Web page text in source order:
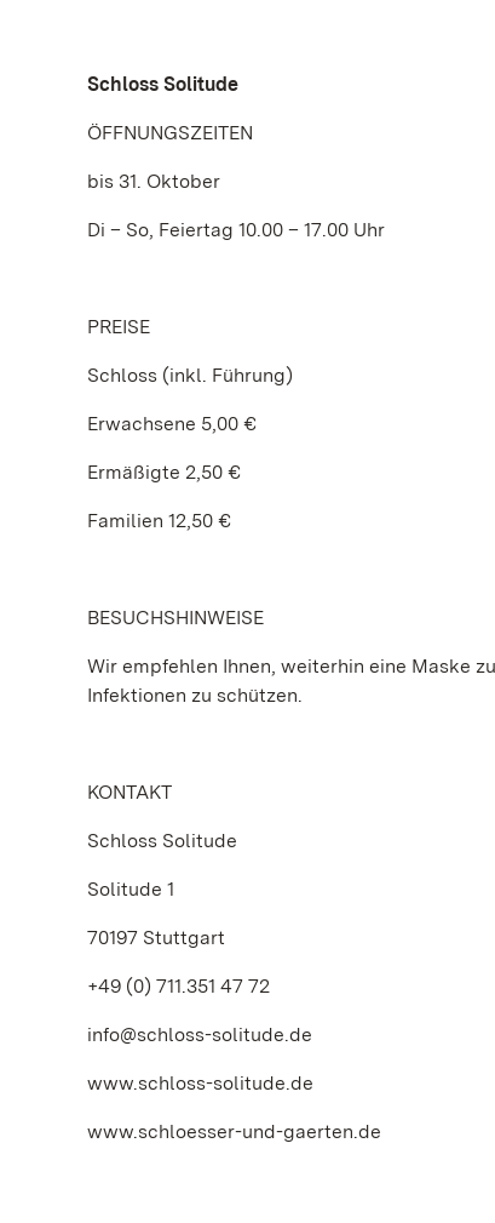
Schloss Solitude
ÖFFNUNGSZEITEN
bis 31. Oktober
Di – So, Feiertag 10.00 – 17.00 Uhr
PREISE
Schloss (inkl. Führung)
Erwachsene 5,00 €
Ermäßigte 2,50 €
Familien 12,50 €
BESUCHSHINWEISE
Wir empfehlen Ihnen, weiterhin eine Maske
Infektionen zu schützen.
KONTAKT
Schloss Solitude
Solitude 1
70197 Stuttgart
+49 (0) 711.351 47 72
info@schloss-solitude.de
www.schloss-solitude.de
www.schloesser-und-gaerten.de